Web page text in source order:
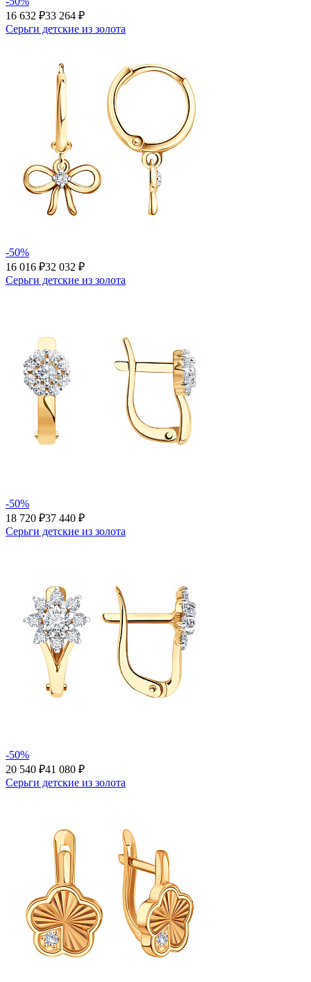
16 632 ₽33 264 ₽
Серьги детские из золота
-50%
16 016 ₽32 032 ₽
Серьги детские из золота
-50%
18 720 ₽37 440 ₽
Серьги детские из золота
-50%
20 540 ₽41 080 ₽
Серьги детские из золота